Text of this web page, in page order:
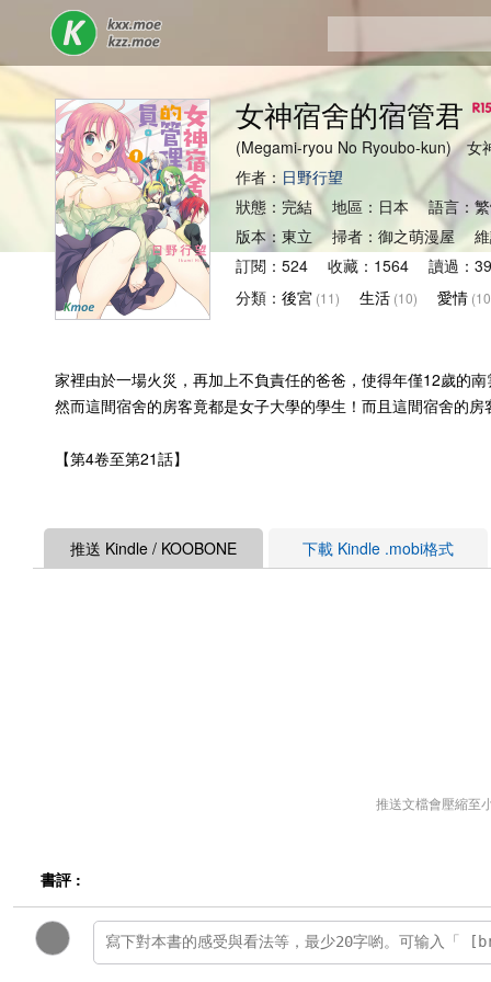
女神宿舍的宿管君
(Megami-ryou No Ryoubo-kun) 女
作者： 日野行望
狀態：完結 地區：日本 語言：
版本：東立 掃者：御之萌漫屋 維
訂閱：524 收藏：1564 讀過：
分類： 後宮 (11) 生活 (10) 愛情
家裡由於一場火災，再加上不負責任的爸爸，使得年僅12歲的
然而這間宿舍的房客竟都是女子大學的學生！而且這間宿舍的
【第4卷至第21話】
推送 Kindle / KOOBONE 下載 Kindle .mobi格式
推送文檔會壓縮至
書評 :